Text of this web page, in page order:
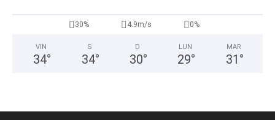
30% 4.9m/s 0%
VIN
34°
S
34°
D
30°
LUN
29°
MAR
31 °